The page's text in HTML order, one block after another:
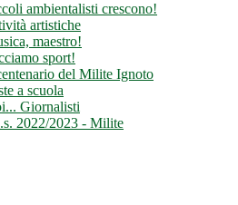
ambientalisti crescono!
artistiche
maestro!
sport!
del Milite Ignoto
a scuola
Giornalisti
2022/2023 - Milite